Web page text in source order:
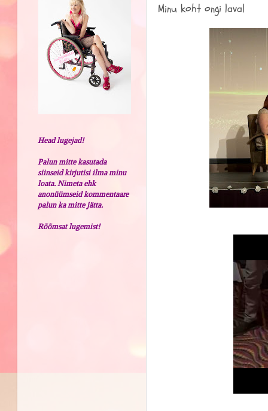
Minu koht ongi laval
Head lugejad!
Palun mitte kasutada
siinseid kirjutisi ilma minu
loata. Nimeta ehk
anonüümseid kommentaare
palun ka mitte jätta.
Rõõmsat lugemist!